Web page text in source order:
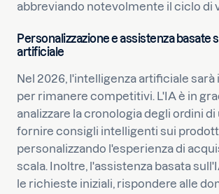
abbreviando notevolmente il ciclo di
Personalizzazione e assistenza basate
artificiale
Nel 2026, l'intelligenza artificiale
per rimanere competitivi. L'IA è in
analizzare la cronologia degli ordini
fornire consigli intelligenti sui
personalizzando l'esperienza di
scala. Inoltre, l'assistenza basata
le richieste iniziali, rispondere alle